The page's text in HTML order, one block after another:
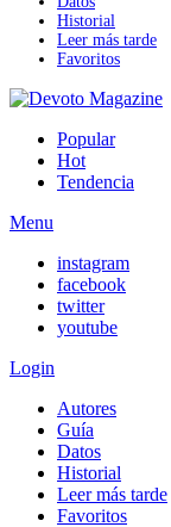
Historial
Leer más tarde
Favoritos
Popular
Hot
Tendencia
Menu
instagram
facebook
twitter
youtube
Login
Autores
Guía
Datos
Historial
Leer más tarde
Favoritos